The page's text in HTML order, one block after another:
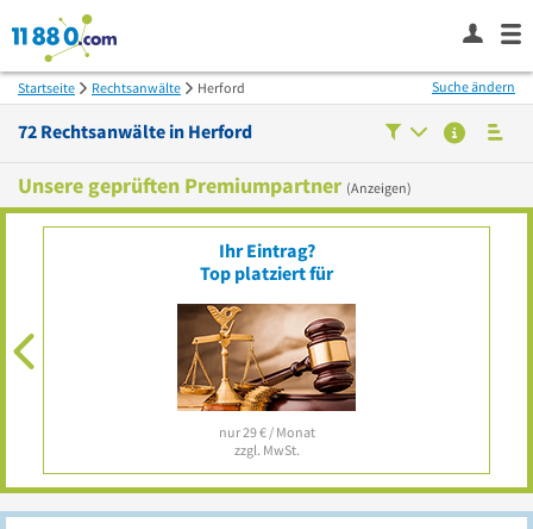
Startseite Rechtsanwälte Herford
72 Rechtsanwälte in Herford
Suche ändern
Unsere geprüften Premiumpartner (Anzeigen)
Ihr Eintrag?
Top platziert für
nur 29 € / Monat
zzgl. MwSt.